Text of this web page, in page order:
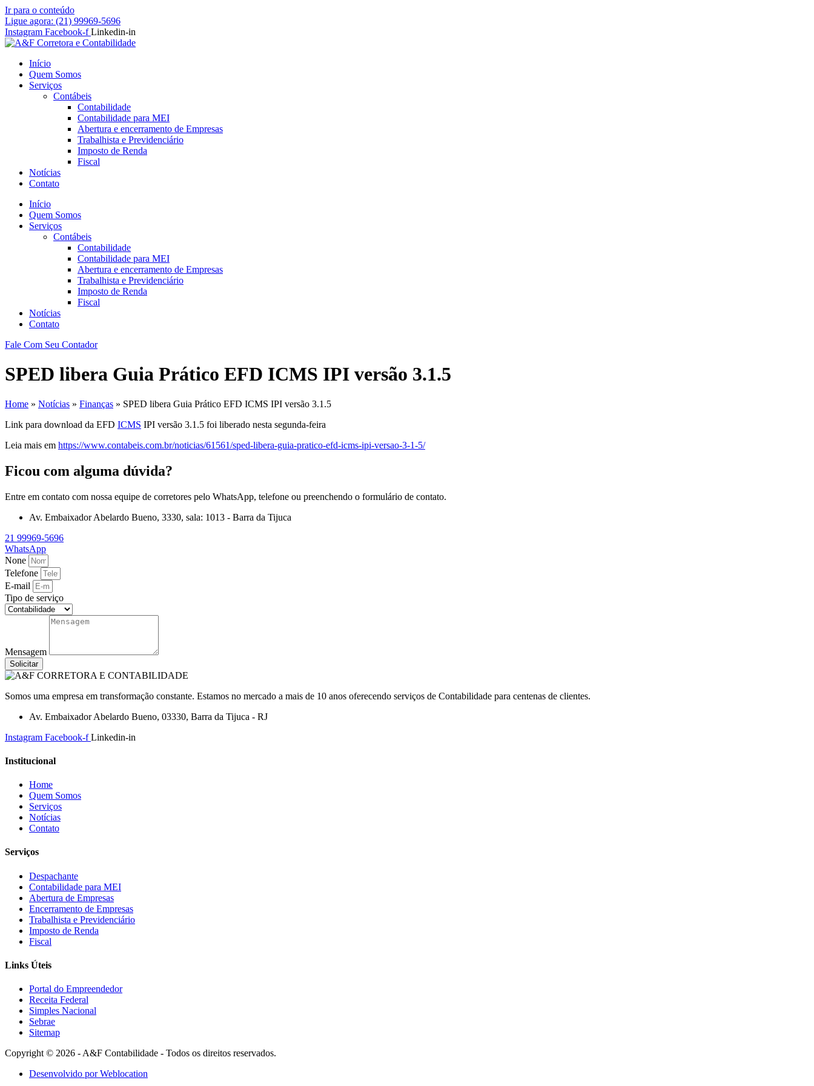
Ir para o conteúdo
Ligue agora: (21) 99969-5696
Instagram Facebook-f Linkedin-in
Início
Quem Somos
Serviços
Contábeis
Contabilidade
Contabilidade para MEI
Abertura e encerramento de Empresas
Trabalhista e Previdenciário
Imposto de Renda
Fiscal
Notícias
Contato
Início
Quem Somos
Serviços
Contábeis
Contabilidade
Contabilidade para MEI
Abertura e encerramento de Empresas
Trabalhista e Previdenciário
Imposto de Renda
Fiscal
Notícias
Contato
Fale Com Seu Contador
SPED libera Guia Prático EFD ICMS IPI versão 3.1.5
Home » Notícias » Finanças » SPED libera Guia Prático EFD ICMS IPI versão 3.1.5
Link para download da EFD ICMS IPI versão 3.1.5 foi liberado nesta segunda-feira
Leia mais em https://www.contabeis.com.br/noticias/61561/sped-libera-guia-pratico-efd-icms-ipi-versao-3-1-5/
Ficou com alguma dúvida?
Entre em contato com nossa equipe de corretores pelo WhatsApp, telefone ou preenchendo o formulário de contato.
Av. Embaixador Abelardo Bueno, 3330, sala: 1013 - Barra da Tijuca
21 99969-5696
WhatsApp
None
Telefone
E-mail
Tipo de serviço
Mensagem
Solicitar
Somos uma empresa em transformação constante. Estamos no mercado a mais de 10 anos oferecendo serviços de Contabilidade para centenas de clientes.
Av. Embaixador Abelardo Bueno, 03330, Barra da Tijuca - RJ
Instagram Facebook-f Linkedin-in
Institucional
Home
Quem Somos
Serviços
Notícias
Contato
Serviços
Despachante
Contabilidade para MEI
Abertura de Empresas
Encerramento de Empresas
Trabalhista e Previdenciário
Imposto de Renda
Fiscal
Links Úteis
Portal do Empreendedor
Receita Federal
Simples Nacional
Sebrae
Sitemap
Copyright © 2026 - A&F Contabilidade - Todos os direitos reservados.
Desenvolvido por Weblocation